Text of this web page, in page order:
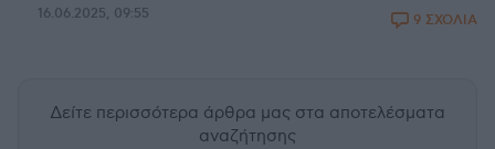
16.06.2025, 09:55 9 ΣΧΟΛΙΑ
Δείτε περισσότερα άρθρα μας στα αποτελέσματα
αναζήτησης